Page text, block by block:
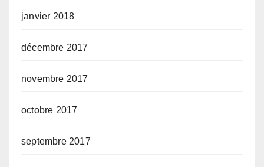
janvier 2018
décembre 2017
novembre 2017
octobre 2017
septembre 2017